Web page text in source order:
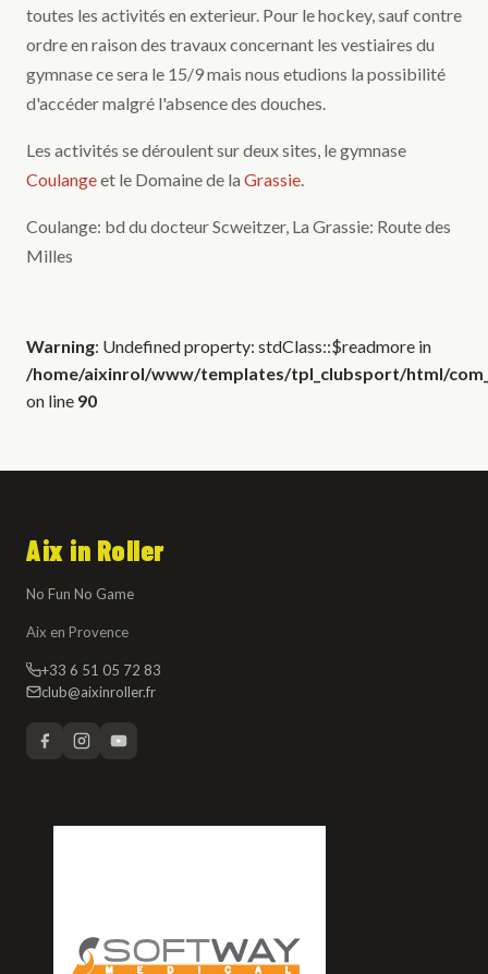
toutes les activités en exterieur. Pour le hockey, sauf contre
ordre en raison des travaux concernant les vestiaires du
gymnase ce sera le 15/9 mais nous etudions la possibilité
d'accéder malgré l'absence des douches.
Les activités se déroulent sur deux sites, le gymnase
Coulangeet le Domaine de la Grassie.
Coulange: bd du docteur Scweitzer, La Grassie: Route des
Milles
Warning: Undefined property: stdClass::$readmore in
/home/aixinrol/www/templates/tpl_clubsport/html/
on line 90
Aix in Roller
No Fun No Game
Aix en Provence
+33 6 51 05 72 83
club@aixinroller.fr